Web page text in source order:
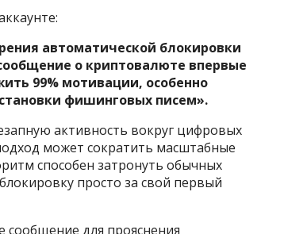
автоматической блокировки
о криптовалюте впервые
99% мотивации, особенно
фишинговых писем».
активность вокруг цифровых
может сократить масштабные
способен затронуть обычных
просто за свой первый
для прояснения